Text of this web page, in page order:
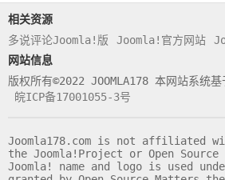
标
相关资源
多说评论Joomla!版
Joomla!官方网站
网站信息
版权所有©2022 JOOMLA178 本网站系统
皖ICP备17001055-3号
Joomla178.com is not affiliated
the Joomla!Project or Open
Joomla! name and logo is used